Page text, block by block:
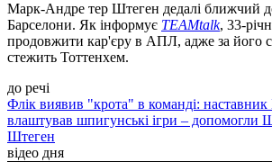
Марк-Андре тер Штеген дедалі ближчий
Барселони. Як інформує TEAMtalk, 33-
продовжити кар'єру в АПЛ, адже за його
стежить Тоттенхем.
до речі
Флік виявив "крота" в команді: наставник
влаштував шпигунські ігри – допомогли
Штеген
відео дня